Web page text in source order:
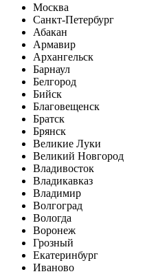
Москва
Санкт-Петербург
Абакан
Армавир
Архангельск
Барнаул
Белгород
Бийск
Благовещенск
Братск
Брянск
Великие Луки
Великий Новгород
Владивосток
Владикавказ
Владимир
Волгоград
Вологда
Воронеж
Грозный
Екатеринбург
Иваново